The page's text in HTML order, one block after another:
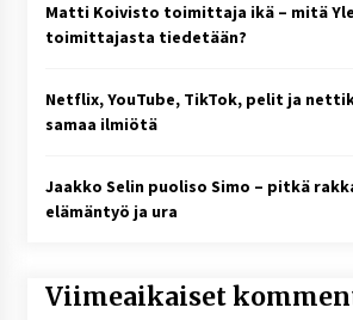
Matti Koivisto toimittaja ikä – mitä
toimittajasta tiedetään?
Netflix, YouTube, TikTok, pelit ja
samaa ilmiötä
Jaakko Selin puoliso Simo – pitkä
elämäntyö ja ura
Viimeaikaiset